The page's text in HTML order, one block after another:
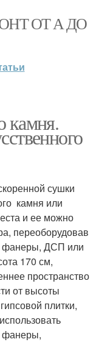
ОТ А ДО
камня.
сушки
камня или
и ее можно
переоборудовав
фанеры, ДСП или
170 см,
пространство
от высоты
плитки,
фанеры,